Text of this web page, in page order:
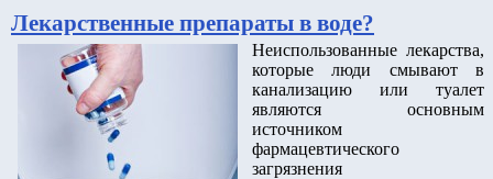
Лекарственные препараты в воде?
Неиспользованные лекарства,
которые люди смывают в
канализацию или туалет
являются основным
источником
фармацевтического
загрязнения